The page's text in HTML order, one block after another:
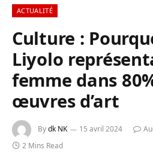
ACTUALITÉ
Culture :
Liyolo
femme dans
œuvres d’art
Bydk NK 15 avril 2024
2 Mins Read